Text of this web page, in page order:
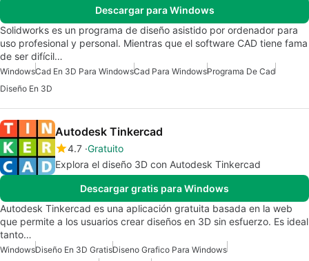
Descargar para Windows
Solidworks es un programa de diseño asistido por ordenador para
uso profesional y personal. Mientras que el software CAD tiene fama
de ser difícil…
WindowsCad En 3D Para WindowsCad Para WindowsPrograma De Cad
Diseño En 3D
Autodesk Tinkercad
4.7 Gratuito
Explora el diseño 3D con Autodesk Tinkercad
Descargar gratis para Windows
Autodesk Tinkercad es una aplicación gratuita basada en la web
que permite a los usuarios crear diseños en 3D sin esfuerzo. Es ideal
tanto…
WindowsDiseño En 3D GratisDiseno Grafico Para Windows